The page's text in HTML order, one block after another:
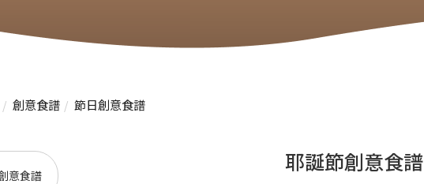
創意食譜 節日創意食譜
耶誕節創意食譜